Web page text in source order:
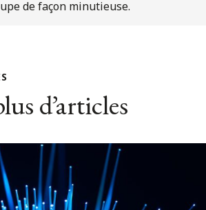
de façon minutieuse.
d’articles